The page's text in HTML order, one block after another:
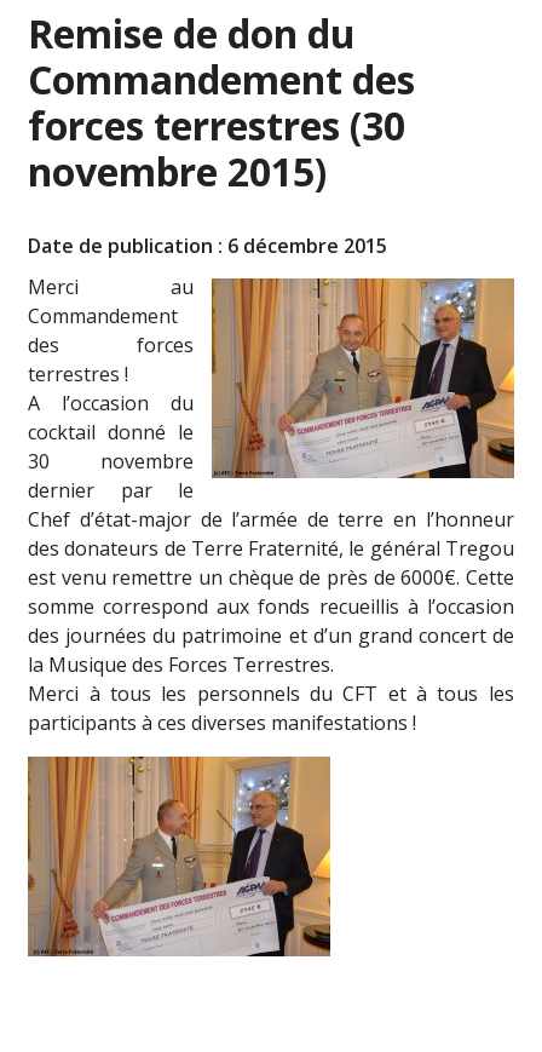
Remise de don du
Commandement des
forces terrestres (30
novembre 2015)
Date de publication : 6 décembre 2015
Merci au
Commandement
des forces
terrestres !
A l’occasion du
cocktail donné le
30 novembre
dernier par le
Chef d’état-major de l’armée de terre en l’honneur
des donateurs de Terre Fraternité, le général Tregou
est venu remettre un chèque de près de 6000€. Cette
somme correspond aux fonds recueillis à l’occasion
des journées du patrimoine et d’un grand concert de
la Musique des Forces Terrestres.
Merci à tous les personnels du CFT et à tous les
participants à ces diverses manifestations !